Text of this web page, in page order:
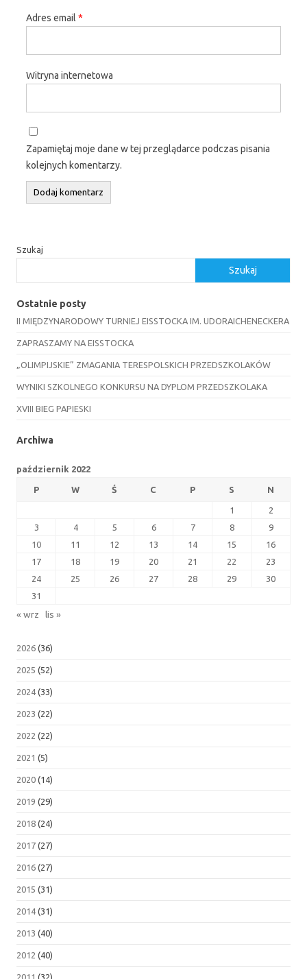
Adres email *
Witryna internetowa
Zapamiętaj moje dane w tej przeglądarce podczas pisania
kolejnych komentarzy.
Szukaj
Szukaj
Ostatnie posty
II MIĘDZYNARODOWY TURNIEJ EISSTOCKA IM. UDORAICHENECKERA
ZAPRASZAMY NA EISSTOCKA
„OLIMPIJSKIE” ZMAGANIA TERESPOLSKICH PRZEDSZKOLAKÓW
WYNIKI SZKOLNEGO KONKURSU NA DYPLOM PRZEDSZKOLAKA
XVIII BIEG PAPIESKI
Archiwa
październik 2022
P W Ś C P S N
1
2
3
4 5 6 7 8
9
10
11 12 13 14 15
16
17
18 19 20 21 22
23
24
25 26 27 28 29
30
31
« wrz lis »
2026 (36)
2025 (52)
2024 (33)
2023 (22)
2022 (22)
2021 (5)
2020 (14)
2019 (29)
2018 (24)
2017 (27)
2016 (27)
2015 (31)
2014 (31)
2013 (40)
2012 (40)
2011 (32)